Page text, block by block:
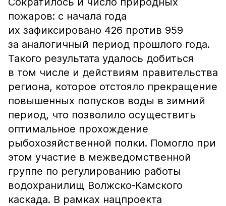
пожаров: с начала года
их зафиксировано 426 против 959
за аналогичный период прошлого года.
Такого результата удалось добиться
в том числе и действиям правительства
региона, которое отстояло прекращение
повышенных попусков воды в зимний
период, что позволило осуществить
оптимальное прохождение
рыбохозяйственной полки. Помогло при
этом участие в межведомственной
группе по регулированию работы
водохранилищ Волжско‑Камского
каскада. В рамках нацпроекта